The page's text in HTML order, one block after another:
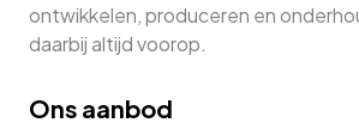
ontwikkelen, produceren en
daarbij altijd voorop.
Ons aanbod